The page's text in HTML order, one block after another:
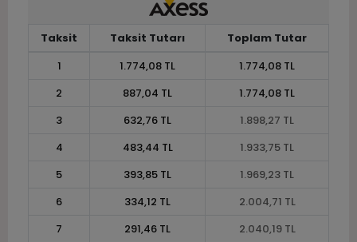
Taksit Taksit Tutarı
Toplam Tutar
1
1.774,08 TL
1.774,08 TL
2
887,04 TL
1.774,08 TL
3
632,76 TL
1.898,27 TL
4
483,44 TL
1.933,75 TL
5
393,85 TL
1.969,23 TL
6
334,12 TL
2.004,71 TL
7
291,46 TL
2.040,19 TL